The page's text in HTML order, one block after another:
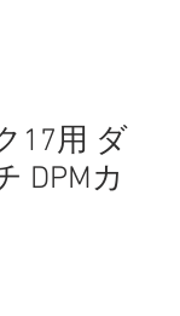
17用 ダ
DPMカ